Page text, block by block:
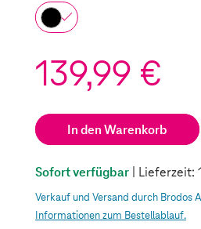
139,99 €
In den Warenkorb
Sofort verfügbar |
Verkauf und Versand durch Brodos
Informationen zum Bestellablauf.